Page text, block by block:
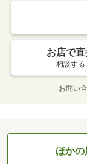
お店で
相談する
お問い
ほかの